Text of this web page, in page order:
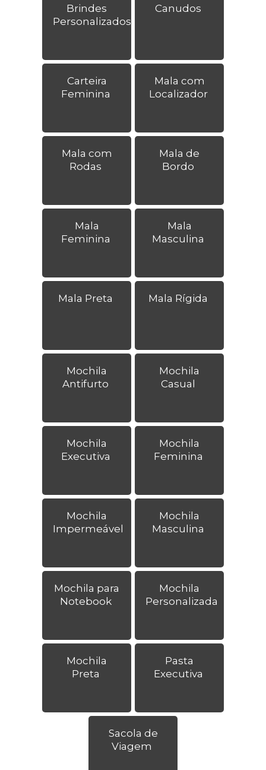
Brindes
Personalizados
Canudos
Carteira
Feminina
Mala com
Localizador
Mala com
Rodas
Mala de
Bordo
Mala
Feminina
Mala
Masculina
Mala Preta Mala Rígida
Mochila
Antifurto
Mochila
Casual
Mochila
Executiva
Mochila
Feminina
Mochila
Impermeável
Mochila
Masculina
Mochila para
Notebook
Mochila
Personalizada
Mochila
Preta
Pasta
Executiva
Sacola de
Viagem